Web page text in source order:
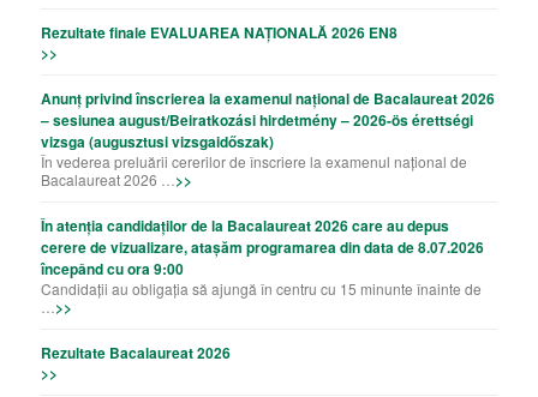
Rezultate finale EVALUAREA NAȚIONALĂ 2026 EN8
>>
Anunț privind înscrierea la examenul național de Bacalaureat 2026
– sesiunea august/Beiratkozási hirdetmény – 2026-ös érettségi
vizsga (augusztusi vizsgaidőszak)
În vederea preluării cererilor de înscriere la examenul național de
Bacalaureat 2026 … >>
În atenția candidaților de la Bacalaureat 2026 care au depus
cerere de vizualizare, atașăm programarea din data de 8.07.2026
începând cu ora 9:00
Candidații au obligația să ajungă în centru cu 15 minunte înainte de
>>
Rezultate Bacalaureat 2026
>>